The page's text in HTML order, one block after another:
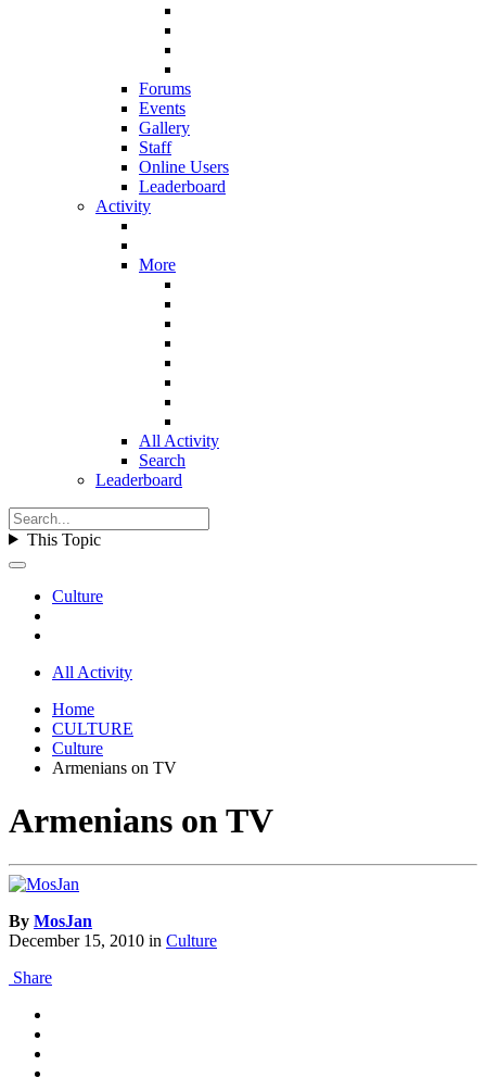
Forums
Events
Gallery
Staff
Online Users
Leaderboard
Activity
More
All Activity
Search
Leaderboard
This Topic
Culture
All Activity
Home
CULTURE
Culture
Armenians on TV
Armenians on TV
By MosJan
December 15, 2010 in Culture
Share